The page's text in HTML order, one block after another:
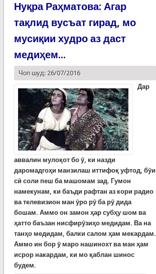
Нуқра Раҳматова: Агар
тақлид вусъат гирад, мо
мусиқии худро аз даст
медиҳем...
Чоп шуд: 26/07/2016
Дар
аввалин мулоқот бо ӯ, ки назди
даромадгоҳи манзилаш иттифоқ уфтод, бӯи
сӣ соли пеш ба машомам зад. Гумон
намекунам, ки баъди рафтан аз кори радио
ва телевизион ман ӯро рӯ ба рӯ дида
бошам. Аммо он замон ҳар субҳу шом ва
ҳатто баъзан нисфирӯзиҳо медидам. Ва на
танҳо медидам, балки салом ҳам мекардам.
Аммо ин бор ӯ маро нашинохт ва ман ҳам
исрор накардам, ки мо қаблан шинос
будем.